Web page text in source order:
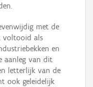
met de
voltooid als
en
aanleg van dit
letterlijk van de
ook geleidelijk